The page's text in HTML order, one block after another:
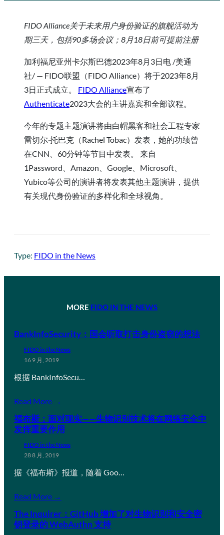
FIDO Alliance关于未来用户身份验证的旗舰活动为
期三天，包括90多场会议；8月18日前可提前注册
加利福尼亚州卡尔斯巴德2023年8月3日电 /美通
社/ — FIDO联盟（FIDO Alliance）将于2023年8月
3日正式成立。 FIDO Alliance宣布了
Authenticate2023大会的主讲嘉宾和全部议程。
今年的专题主题演讲将由白帽黑客和社会工程专家
雷切尔·托巴克（Rachel Tobac）发表，她的功绩曾
在CNN、60分钟等节目中发表。 来自
1Password、Amazon、Google、Microsoft、
Yubico等公司的演讲者将发表其他主题演讲，提供
有关现代身份验证的多样化和全球视角。
Type: FIDO in the News
MORE FIDO IN THE NEWS
BankInfoSecurity：国会听取打击身份盗窃的想法
FIDO in the News
16 9 月, 2019
根据 BankInfoSecu…
Read More →
福布斯：面对现实——生物识别技术将在网络安全中
发挥重要作用
FIDO in the News
28 8 月, 2019
据《福布斯》报道，随着 Goo…
Read More →
The Inquirer：GitHub 增加了对生物识别和安全密
钥登录的 WebAuthn 支持